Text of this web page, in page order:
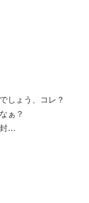
しょう、コレ？
ぁ？
封…